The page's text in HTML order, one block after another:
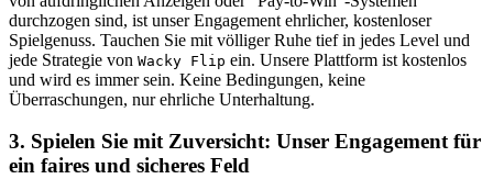
durchzogen sind, ist unser Engagement ehrlicher, kostenloser
Spielgenuss. Tauchen Sie mit völliger Ruhe tief in jedes Level und
jede Strategie von Wacky Flip ein. Unsere Plattform ist kostenlos
und wird es immer sein. Keine Bedingungen, keine
Überraschungen, nur ehrliche Unterhaltung.
3. Spielen Sie mit Zuversicht: Unser Engagement für
ein faires und sicheres Feld